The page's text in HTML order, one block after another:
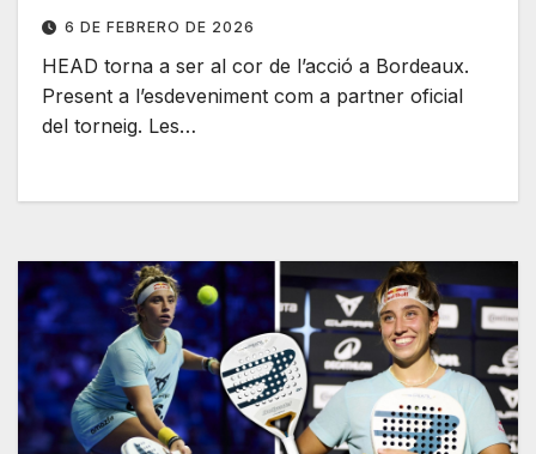
6 DE FEBRERO DE 2026
HEAD torna a ser al cor de l’acció a Bordeaux.
Present a l’esdeveniment com a partner oficial
del torneig. Les…